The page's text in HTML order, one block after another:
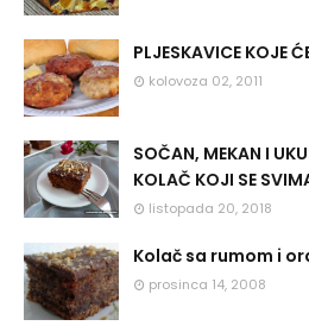
PLJESKAVICE KOJE
kolovoza 02, 2011
SOČAN, MEKAN I
KOLAČ KOJI SE
listopada 20, 2018
Kolač sa rumom i
prosinca 14, 2008